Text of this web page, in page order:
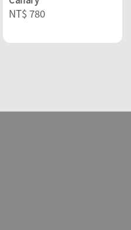
Regular
NT$ 780